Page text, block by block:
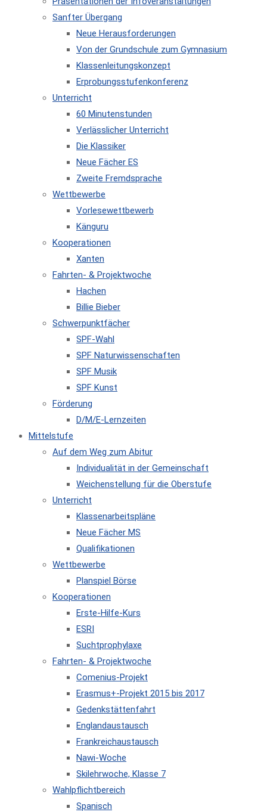
Sanfter Übergang
Neue Herausforderungen
Von der Grundschule zum Gymnasium
Klassenleitungskonzept
Erprobungsstufenkonferenz
Unterricht
60 Minutenstunden
Verlässlicher Unterricht
Die Klassiker
Neue Fächer ES
Zweite Fremdsprache
Wettbewerbe
Vorlesewettbewerb
Känguru
Kooperationen
Xanten
Fahrten- & Projektwoche
Hachen
Billie Bieber
Schwerpunktfächer
SPF-Wahl
SPF Naturwissenschaften
SPF Musik
SPF Kunst
Förderung
D/M/E-Lernzeiten
Mittelstufe
Auf dem Weg zum Abitur
Individualität in der Gemeinschaft
Weichenstellung für die Oberstufe
Unterricht
Klassenarbeitspläne
Neue Fächer MS
Qualifikationen
Wettbewerbe
Planspiel Börse
Kooperationen
Erste-Hilfe-Kurs
ESRI
Suchtprophylaxe
Fahrten- & Projektwoche
Comenius-Projekt
Erasmus+-Projekt 2015 bis 2017
Gedenkstättenfahrt
Englandaustausch
Frankreichaustausch
Nawi-Woche
Skilehrwoche, Klasse 7
Wahlpflichtbereich
Spanisch